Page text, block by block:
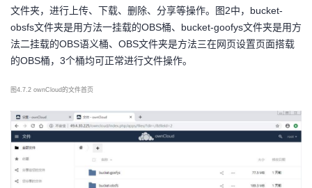
文件夹，进行上传、下载、删除、分享等操作。图2中，bucket-
obsfs文件夹是用方法一挂载的OBS桶、bucket-goofys文件夹是用方
法二挂载的OBS语义桶、OBS文件夹是方法三在网页设置页面搭载
的OBS桶，3个桶均可正常进行文件操作。
图 4.7.2 ownCloud的文件首页